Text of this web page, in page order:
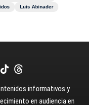
Luis Abinader
informativos y
en audiencia en